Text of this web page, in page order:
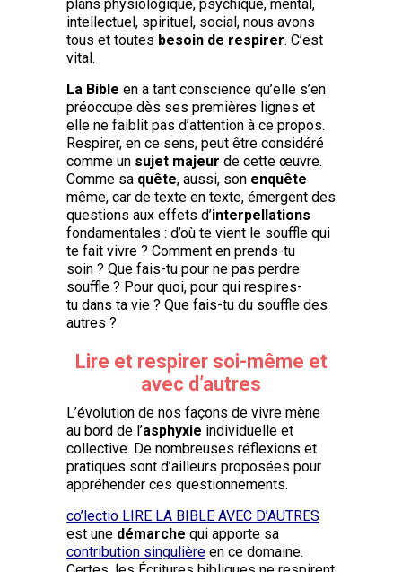
plans physiologique, psychique, mental,
intellectuel, spirituel, social, nous avons
tous et toutes besoin de respirer. C’est
vital.
La Bible en a tant conscience qu’elle s’en
préoccupe dès ses premières lignes et
elle ne faiblit pas d’attention à ce propos.
Respirer, en ce sens, peut être considéré
comme un sujet majeur de cette œuvre.
Comme sa quête, aussi, son enquête
même, car de texte en texte, émergent des
questions aux effets d’interpellations
fondamentales : d’où te vient le souffle qui
te fait vivre ? Comment en prends-tu
soin ? Que fais-tu pour ne pas perdre
souffle ? Pour quoi, pour qui respires-
tu dans ta vie ? Que fais-tu du souffle des
autres ?
Lire et respirer soi-même et
avec d’autres
L’évolution de nos façons de vivre mène
au bord de l’asphyxie individuelle et
collective. De nombreuses réflexions et
pratiques sont d’ailleurs proposées pour
appréhender ces questionnements.
co’lectio LIRE LA BIBLE AVEC D’AUTRES
est une démarche qui apporte sa
contribution singulière en ce domaine.